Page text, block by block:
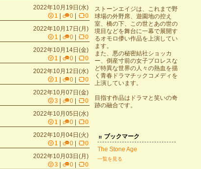
ストーンエイジは、これまで野
球場の外野席、遊園地の控え
室、橋の下、この世とあの世の
境目などを舞台に一幕で展開す
るオモロ儚い作品を上演してい
ます。
また、悪の秘密結社ショッカ
ー、倒産寸前の女子プロレスな
ど特異な世界の人々の熱血を描
く青春ドラマチックコメディを
上演しています。
目指す作品はドラマと笑いの奇
跡の融合です。
ブックマーク
The Stone Age
一覧を見る
2022年10月19日(水)
1
0
0
2022年10月17日(月)
1
0
0
2022年10月14日(金)
1
0
0
2022年10月12日(水)
1
0
0
2022年10月07日(金)
3
0
0
2022年10月05日(水)
1
0
0
2022年10月04日(火)
1
0
0
2022年10月03日(月)
3
0
0